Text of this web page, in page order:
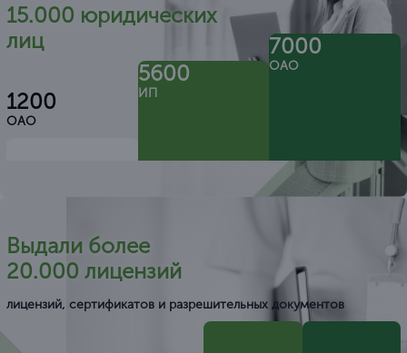
15.000 юридических
лиц
1200
ОАО
5600
ИП
7000
ОАО
Выдали более
20.000 лицензий
лицензий, сертификатов и разрешительных документов